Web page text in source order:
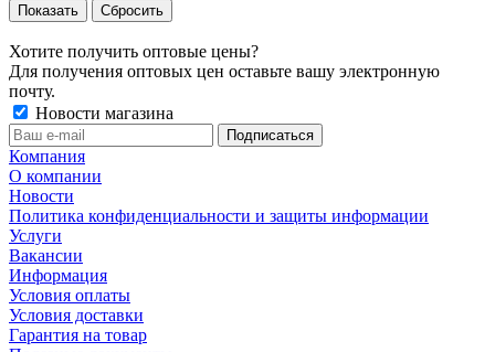
Сбросить
Хотите получить оптовые цены?
Для получения оптовых цен оставьте вашу электронную
почту.
Новости магазина
Компания
О компании
Новости
Политика конфиденциальности и защиты информации
Услуги
Вакансии
Информация
Условия оплаты
Условия доставки
Гарантия на товар